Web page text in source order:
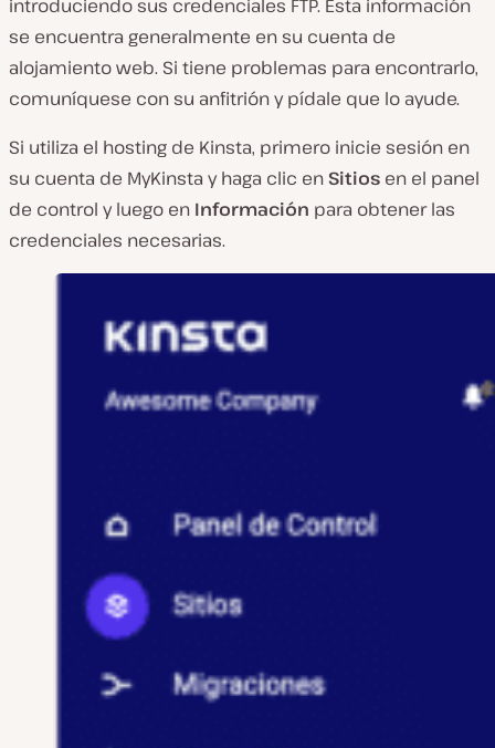
introduciendo sus credenciales FTP. Esta información
se encuentra generalmente en su cuenta de
alojamiento web. Si tiene problemas para encontrarlo,
comuníquese con su anfitrión y pídale que lo ayude.
Si utiliza el hosting de Kinsta, primero inicie sesión en
su cuenta de MyKinsta y haga clic en Sitios en el panel
de control y luego en Información para obtener las
credenciales necesarias.